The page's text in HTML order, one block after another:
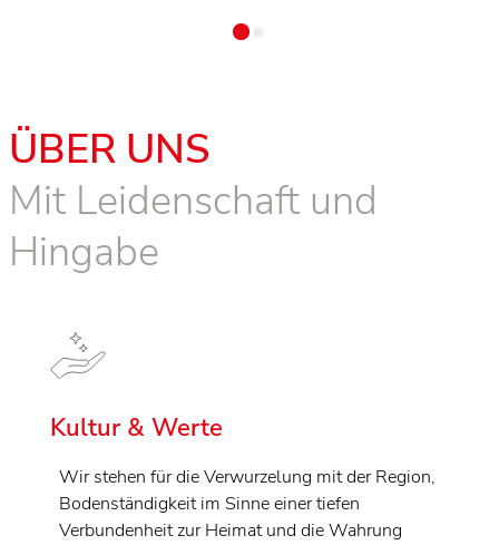
ÜBER UNS
Mit Leidenschaft und
Hingabe
Kultur & Werte
Wir stehen für die Verwurzelung mit der Region,
Bodenständigkeit im Sinne einer tiefen
Verbundenheit zur Heimat und die Wahrung